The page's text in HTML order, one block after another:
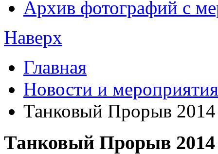
Архив фотографий с
Наверх
Главная
Новости и мероприятия
Танковый Прорыв 2014
Танковый Прорыв 2014